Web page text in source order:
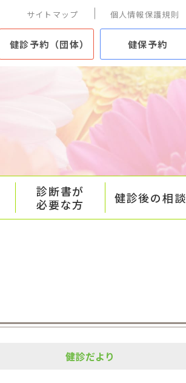
サイトマップ 個人情報保護規則
健診予約（団体） 健保予約
診断書が
必要な方
健診後の相談
健診だより